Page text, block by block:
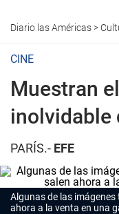
Diario las Américas>
CINE
Muestran
inolvidable
PARÍS.- EFE
Algunas de las
ahora a la venta en una